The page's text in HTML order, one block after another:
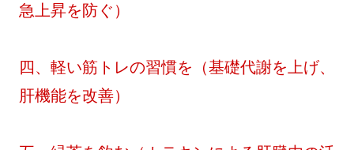
急上昇を防ぐ）
四、軽い筋トレの習慣を（基礎代謝を上げ、
肝機能を改善）